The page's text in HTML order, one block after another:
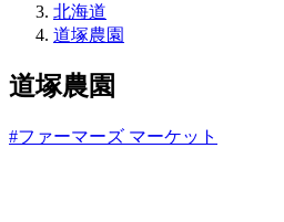
ね
と
北海道
道塚農園
道塚農園
#ファーマーズ マーケット